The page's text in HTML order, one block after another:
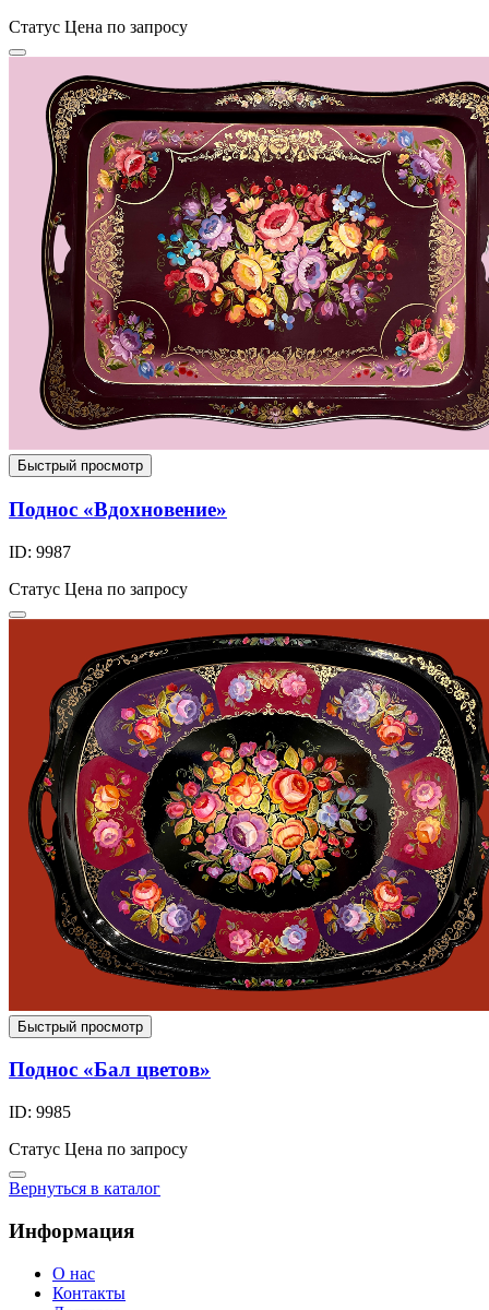
Статус Цена по запросу
Быстрый просмотр
Поднос «Вдохновение»
ID: 9987
Статус Цена по запросу
Быстрый просмотр
Поднос «Бал цветов»
ID: 9985
Статус Цена по запросу
Вернуться в каталог
Информация
О нас
Контакты